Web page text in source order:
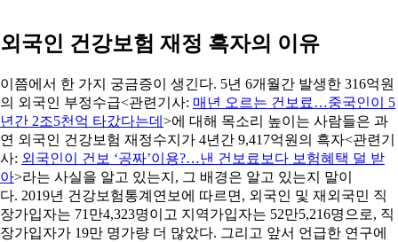
외국인 건강보험 재정 흑자의 이유
이쯤에서 한 가지 궁금증이 생긴다. 5년 6개월간 발생한 316억원
의 외국인 부정수급<관련기사: 매년 오르는 건보료…중국인이 5
년간 2조5천억 타갔다는데 >에 대해 목소리 높이는 사람들은 과
연 외국인 건강보험 재정수지가 4년간 9,417억원의 흑자<관련기
사: 외국인이 건보 ‘공짜’이용?…낸 건보료보다 보험혜택 덜 받
아>라는 사실을 알고 있는지, 그 배경은 알고 있는지 말이
다. 2019년 건강보험통계연보에 따르면, 외국인 및 재외국민 직
장가입자는 71만4,323명이고 지역가입자는 52만5,216명으로, 직
장가입자가 19만 명가량 더 많았다. 그리고 앞서 언급한 연구에